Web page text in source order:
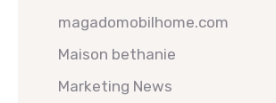
magadomobilhome.com
Maison bethanie
Marketing News